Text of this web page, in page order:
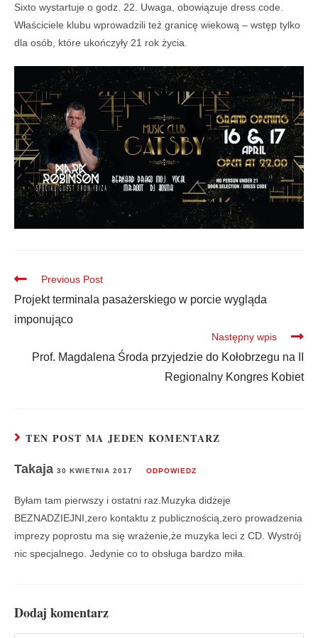
Sixto wystartuje o godz. 22. Uwaga, obowiązuje dress code.
Właściciele klubu wprowadzili też granicę wiekową – wstęp tylko
dla osób, które ukończyły 21 rok życia.
Previous Post
Projekt terminala pasażerskiego w porcie wygląda
imponująco
Następny wpis
Prof. Magdalena Środa przyjedzie do Kołobrzegu na II
Regionalny Kongres Kobiet
TEN POST MA JEDEN KOMENTARZ
Takaja 30 KWIETNIA 2017 ODPOWIEDZ
Byłam tam pierwszy i ostatni raz.Muzyka didżeje
BEZNADZIEJNI,zero kontaktu z publicznością,zero prowadzenia
imprezy poprostu ma się wrażenie,że muzyka​ leci z CD. Wystrój
nic specjalnego. Jedynie co to obsługa bardzo miła.
Dodaj komentarz